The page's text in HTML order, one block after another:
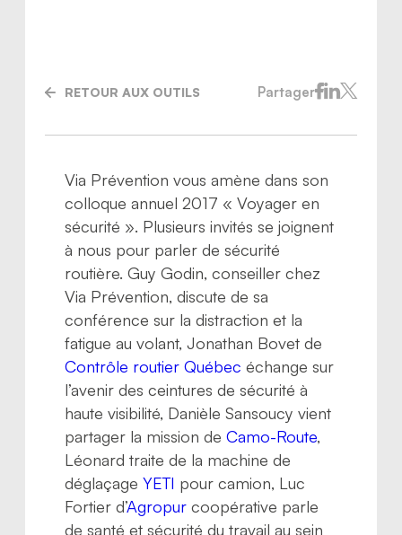
Nous joindre
RETOUR AUX OUTILS Partager
Via Prévention vous amène dans son
colloque annuel 2017 « Voyager en
sécurité ». Plusieurs invités se joignent
à nous pour parler de sécurité
routière. Guy Godin, conseiller chez
Via Prévention, discute de sa
conférence sur la distraction et la
fatigue au volant, Jonathan Bovet de
Contrôle routier Québec échange sur
l’avenir des ceintures de sécurité à
haute visibilité, Danièle Sansoucy vient
partager la mission deCamo-Route,
Léonard traite de la machine de
déglaçageYETI pour camion, Luc
Fortier d’Agropur coopérative parle
de santé et sécurité du travail au sein